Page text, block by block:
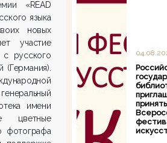
«READ
языка
новых
участие
с русского
имени
цветные
фотографа